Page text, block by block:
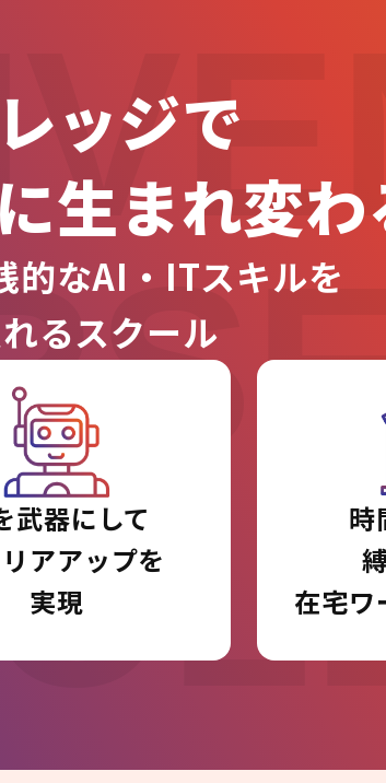
ッジで
生まれ変わ
的なAI・ITスキルを
るスクール
武器にして
アアップを
実現
時
在宅ワ